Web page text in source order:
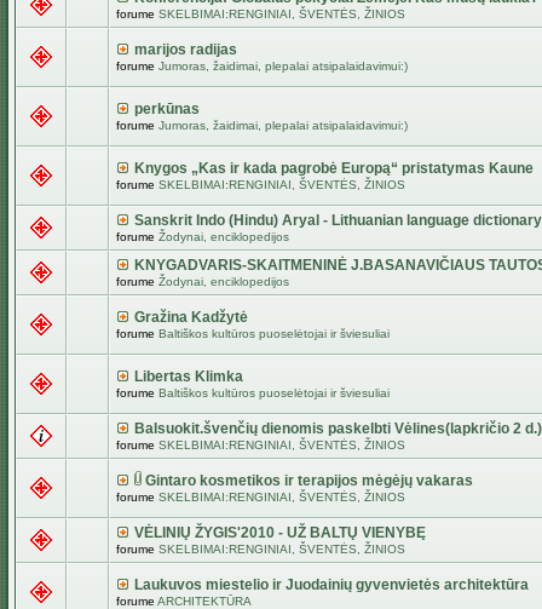
forume SKELBIMAI:RENGINIAI, ŠVENTĖS, ŽINIOS
marijos radijas
forume Jumoras, žaidimai, plepalai atsipalaidavimui:)
perkūnas
forume Jumoras, žaidimai, plepalai atsipalaidavimui:)
Knygos „Kas ir kada pagrobė Europą“ pristatymas Kaune
forume SKELBIMAI:RENGINIAI, ŠVENTĖS, ŽINIOS
Sanskrit Indo (Hindu) Aryal - Lithuanian language dictionary
forume Žodynai, enciklopedijos
KNYGADVARIS-SKAITMENINĖ J.BASANAVIČIAUS
forume Žodynai, enciklopedijos
Gražina Kadžytė
forume Baltiškos kultūros puoselėtojai ir šviesuliai
Libertas Klimka
forume Baltiškos kultūros puoselėtojai ir šviesuliai
Balsuokit.švenčių dienomis paskelbti Vėlines(lapkričio 2 d.)
forume SKELBIMAI:RENGINIAI, ŠVENTĖS, ŽINIOS
Gintaro kosmetikos ir terapijos mėgėjų vakaras
forume SKELBIMAI:RENGINIAI, ŠVENTĖS, ŽINIOS
VĖLINIŲ ŽYGIS'2010 - UŽ BALTŲ VIENYBĘ
forume SKELBIMAI:RENGINIAI, ŠVENTĖS, ŽINIOS
Laukuvos miestelio ir Juodainių gyvenvietės architektūra
forume ARCHITEKTŪRA